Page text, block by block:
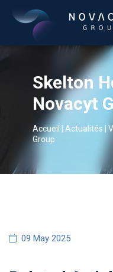
Français
Skelton
Novacyt
Accueil Actualités
Group
09 May 2025